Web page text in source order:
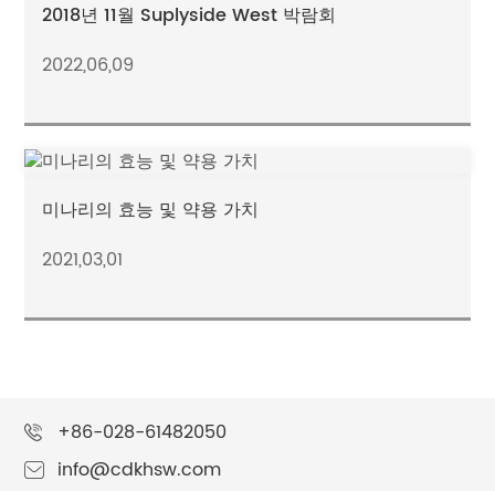
2018년 11월 Suplyside West 박람회
2022,06,09
미나리의 효능 및 약용 가치
2021,03,01
+86-028-61482050
info@cdkhsw.com